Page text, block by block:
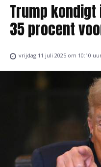
Trump
35 procent
vrijdag 11 juli 2025 om 10:10